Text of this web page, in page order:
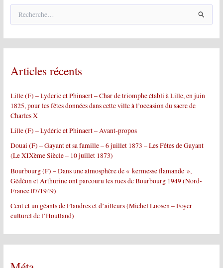
h
e
c
r
:
Articles récents
Lille (F) – Lyderic et Phinaert – Char de triomphe établi à Lille, en juin
1825, pour les fêtes données dans cette ville à l’occasion du sacre de
Charles X
Lille (F) – Lydéric et Phinaert – Avant-propos
Douai (F) – Gayant et sa famille – 6 juillet 1873 – Les Fêtes de Gayant
(Le XIXème Siècle – 10 juillet 1873)
Bourbourg (F) – Dans une atmosphère de « kermesse flamande »,
Gédéon et Arthurine ont parcouru les rues de Bourbourg 1949 (Nord-
France 07/1949)
Cent et un géants de Flandres et d’ailleurs (Michel Loosen – Foyer
culturel de l’Houtland)